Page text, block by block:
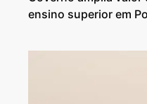
ensino superior em